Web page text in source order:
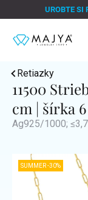
na
UROBTE SI
Retiazky
11500
cm | šírka
Ag925/1000;
SUMMER -30%